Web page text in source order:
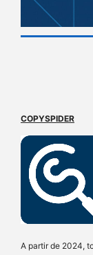
COPYSPIDER
A partir de 2024,